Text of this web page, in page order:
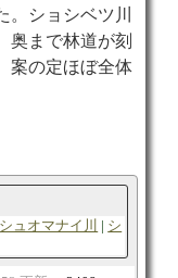
。ショシベツ川
奥まで林道が刻
案の定ほぼ全体
ュオマナイ川
シ